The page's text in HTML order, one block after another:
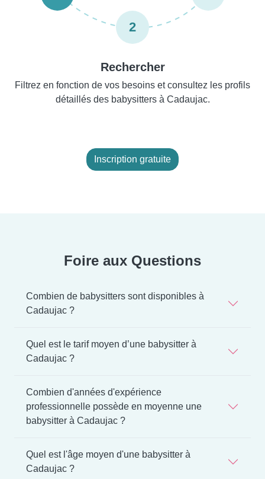
2
Rechercher
Filtrez en fonction de vos besoins et consultez les profils
détaillés des babysitters à Cadaujac.
Inscription gratuite
Foire aux Questions
Combien de babysitters sont disponibles à
Cadaujac ?
Quel est le tarif moyen d’une babysitter à
Cadaujac ?
Combien d'années d'expérience
professionnelle possède en moyenne une
babysitter à Cadaujac ?
Quel est l'âge moyen d'une babysitter à
Cadaujac ?